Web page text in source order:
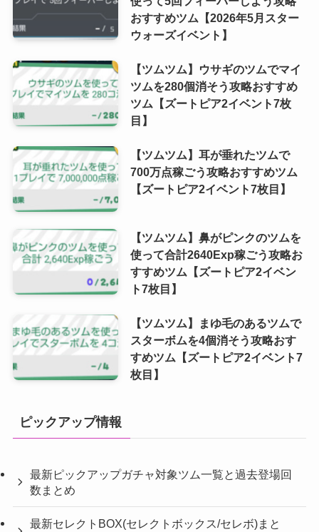
おすすめツム【2026年5月スター
ウォーズイベント】
【ツムツム】ウサギのツムでマイ
ツムを280個消そう攻略おすすめ
ツム【ズートピア2イベント7枚
目】
【ツムツム】耳が垂れたツムで
700万点稼ごう攻略おすすめツム
【ズートピア2イベント7枚目】
【ツムツム】鼻がピンクのツムを
使って合計2640Exp稼ごう攻略お
すすめツム【ズートピア2イベン
ト7枚目】
【ツムツム】まゆ毛のあるツムで
スターボムを4個消そう攻略おす
すめツム【ズートピア2イベント7
枚目】
ピックアップ情報
最新ピックアップガチャ対象ツム一覧と過去登場回
数まとめ
最新セレクトBOX(セレクトボックス/セレボ)まと